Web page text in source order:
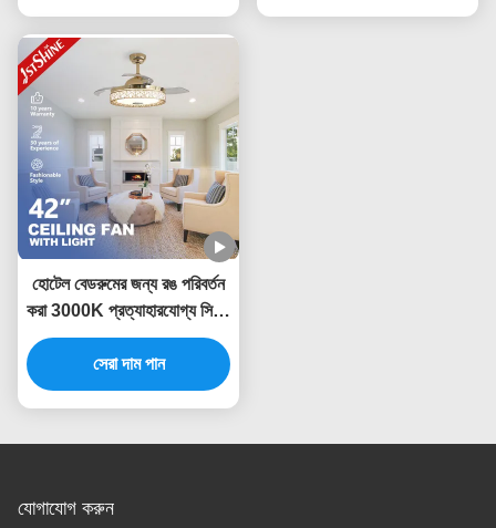
হোটেল বেডরুমের জন্য রঙ পরিবর্তন
করা 3000K প্রত্যাহারযোগ্য সিলিং
ফ্যান লাইট
সেরা দাম পান
যোগাযোগ করুন